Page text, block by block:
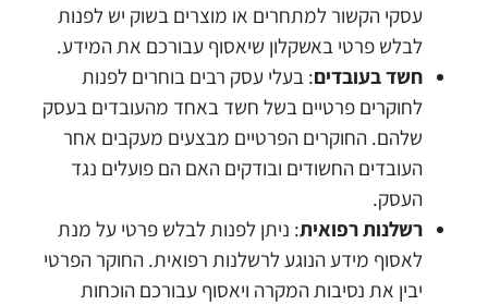
עסקי הקשור למתחרים או מוצרים בשוק יש לפנות
לבלש פרטי באשקלון שיאסוף עבורכם את המידע.
חשד בעובדים: בעלי עסק רבים בוחרים לפנות
לחוקרים פרטיים בשל חשד באחד מהעובדים בעסק
שלהם. החוקרים הפרטיים מבצעים מעקבים אחר
העובדים החשודים ובודקים האם הם פועלים נגד
העסק.
רשלנות רפואית: ניתן לפנות לבלש פרטי על מנת
לאסוף מידע הנוגע לרשלנות רפואית. החוקר הפרטי
יבין את נסיבות המקרה ויאסוף עבורכם הוכחות